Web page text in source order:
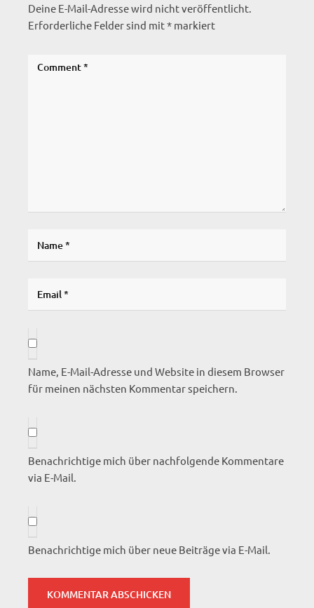
Deine E-Mail-Adresse wird nicht veröffentlicht.
Erforderliche Felder sind mit* markiert
Name, E-Mail-Adresse und Website in diesem Browser
für meinen nächsten Kommentar speichern.
Benachrichtige mich über nachfolgende Kommentare
via E-Mail.
Benachrichtige mich über neue Beiträge via E-Mail.